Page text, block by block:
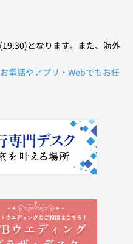
となります。また、海外
電話やアプリ・Webでもお任